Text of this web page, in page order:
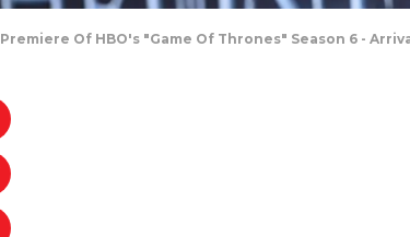
Premiere Of HBO's "Game Of Thrones" Season 6 -